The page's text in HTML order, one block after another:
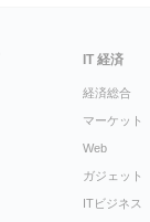
IT 経済
経済総合
マーケット
Web
ガジェット
ITビジネス